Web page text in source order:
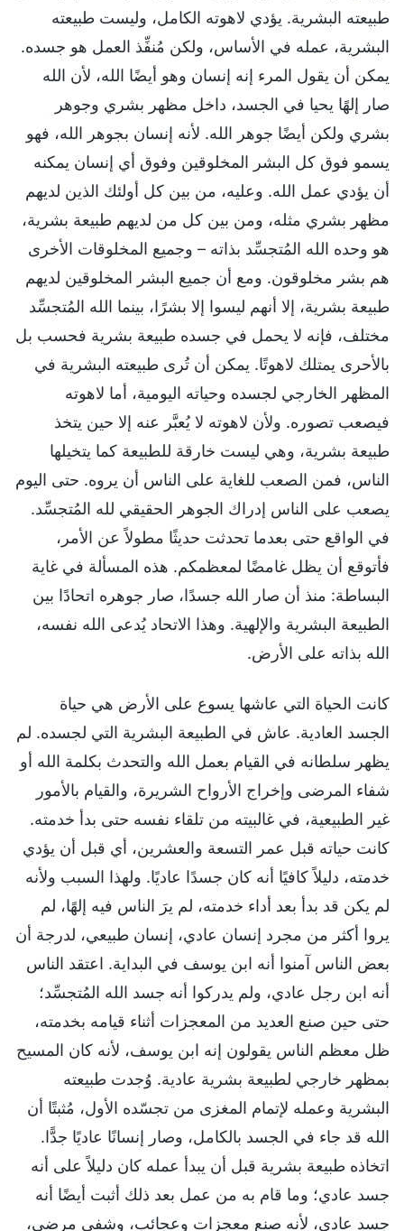
طبيعته البشرية. يؤدي لاهوته الكامل، وليست طبيعته
البشرية، عمله في الأساس، ولكن مُنفِّذ العمل هو جسده.
يمكن أن يقول المرء إنه إنسان وهو أيضًا الله، لأن الله
صار إلهًا يحيا في الجسد، داخل مظهر بشري وجوهر
بشري ولكن أيضًا جوهر الله. لأنه إنسان بجوهر الله، فهو
يسمو فوق كل البشر المخلوقين وفوق أي إنسان يمكنه
أن يؤدي عمل الله. وعليه، من بين كل أولئك الذين لديهم
مظهر بشري مثله، ومن بين كل من لديهم طبيعة بشرية،
هو وحده الله المُتجسِّد بذاته – وجميع المخلوقات الأخرى
هم بشر مخلوقون. ومع أن جميع البشر المخلوقين لديهم
طبيعة بشرية، إلا أنهم ليسوا إلا بشرًا، بينما الله المُتجسِّد
مختلف، فإنه لا يحمل في جسده طبيعة بشرية فحسب بل
بالأحرى يمتلك لاهوتًا. يمكن أن تُرى طبيعته البشرية في
المظهر الخارجي لجسده وحياته اليومية، أما لاهوته
فيصعب تصوره. ولأن لاهوته لا يُعبَّر عنه إلا حين يتخذ
طبيعة بشرية، وهي ليست خارقة للطبيعة كما يتخيلها
الناس، فمن الصعب للغاية على الناس أن يروه. حتى اليوم
يصعب على الناس إدراك الجوهر الحقيقي لله المُتجسِّد.
في الواقع حتى بعدما تحدثت حديثًا مطولاً عن الأمر،
فأتوقع أن يظل غامضًا لمعظمكم. هذه المسألة في غاية
البساطة: منذ أن صار الله جسدًا، صار جوهره اتحادًا بين
الطبيعة البشرية والإلهية. وهذا الاتحاد يُدعى الله نفسه،
الله بذاته على الأرض.
كانت الحياة التي عاشها يسوع على الأرض هي حياة
الجسد العادية. عاش في الطبيعة البشرية التي لجسده. لم
يظهر سلطانه في القيام بعمل الله والتحدث بكلمة الله أو
شفاء المرضى وإخراج الأرواح الشريرة، والقيام بالأمور
غير الطبيعية، في غالبيته من تلقاء نفسه حتى بدأ خدمته.
كانت حياته قبل عمر التسعة والعشرين، أي قبل أن يؤدي
خدمته، دليلاً كافيًا أنه كان جسدًا عاديًا. ولهذا السبب ولأنه
لم يكن قد بدأ بعد أداء خدمته، لم يرَ الناس فيه إلهًا، لم
يروا أكثر من مجرد إنسان عادي، إنسان طبيعي، لدرجة أن
بعض الناس آمنوا أنه ابن يوسف في البداية. اعتقد الناس
أنه ابن رجل عادي، ولم يدركوا أنه جسد الله المُتجسِّد؛
حتى حين صنع العديد من المعجزات أثناء قيامه بخدمته،
ظل معظم الناس يقولون إنه ابن يوسف، لأنه كان المسيح
بمظهر خارجي لطبيعة بشرية عادية. وُجدت طبيعته
البشرية وعمله لإتمام المغزى من تجسّده الأول، مُثبتًا أن
الله قد جاء في الجسد بالكامل، وصار إنسانًا عاديًا جدًّا.
اتخاذه طبيعة بشرية قبل أن يبدأ عمله كان دليلاً على أنه
جسد عادي؛ وما قام به من عمل بعد ذلك أثبت أيضًا أنه
جسد عادي، لأنه صنع معجزات وعجائب، وشفى مرضى،